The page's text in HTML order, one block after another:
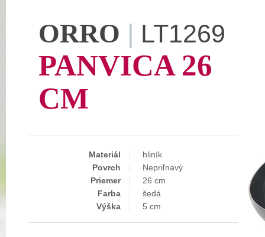
ORRO | LT1269
PANVICA 26
CM
Materiál
hliník
Povrch
Nepriľnavý
Priemer
26 cm
Farba
šedá
Výška
5 cm